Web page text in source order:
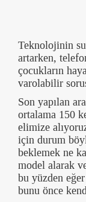
Teknolojinin
artarken,
çocukların
varolabilir
Son yapılan
ortalama 150
elimize
için durum
beklemek ne
model alarak
bu yüzden
bunu önce